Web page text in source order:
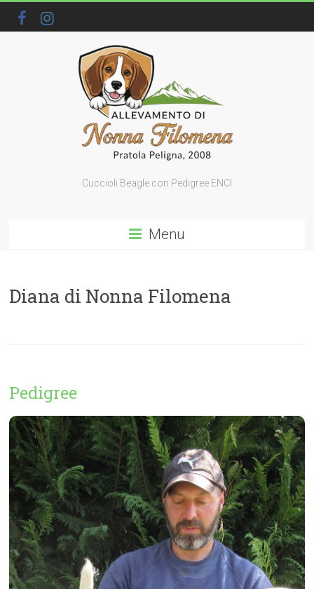
Cuccioli Beagle con Pedigree ENCI
Menu
Diana di Nonna Filomena
Pedigree
Speranza
( Microchip 380260100404061 )
Potete consultare l’intero albero genealogico ufficiale
direttamente su Enci
inserendo il numero di microchip
qui !